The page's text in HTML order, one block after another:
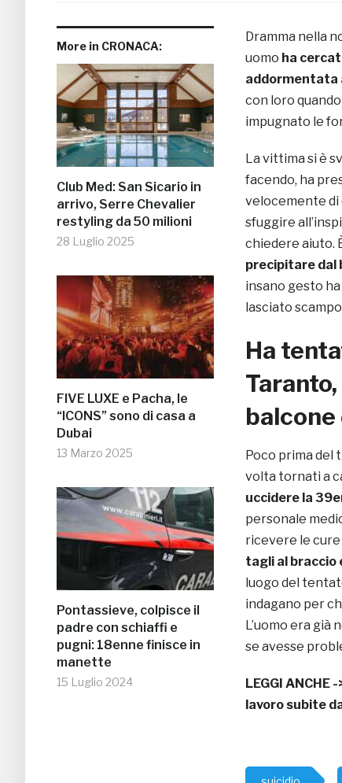
More in CRONACA:
Club Med: San Sicario in
arrivo, Serre Chevalier
restyling da 50 milioni
28 Luglio 2025
FIVE LUXE e Pacha, le
“ICONS” sono di casa a
Dubai
13 Marzo 2025
Pontassieve, colpisce il
padre con schiaffi e
pugni: 18enne finisce in
manette
15 Luglio 2024
Dramma nella
uomo ha
addormentata
con loro
impugnato le
La vittima si è
facendo, ha
velocemente di
sfuggire
chiedere aiuto.
precipitare dal
insano gesto
lasciato
Ha
balcone
Poco prima del
volta tornati a
uccidere la
personale
ricevere le
tagli al braccio
luogo del
indagano per
L’uomo era
se avesse
LEGGI ANCHE -
lavoro subite